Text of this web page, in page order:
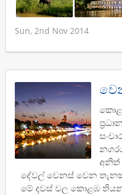
Sun, 2nd Nov 2014
අනිත්
දේවල් වෙනස් වෙන
මේ දවස් වල කොළඹ